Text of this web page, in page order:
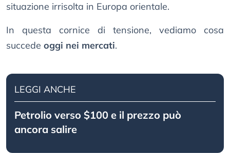
situazione irrisolta in Europa orientale.
In questa cornice di tensione, vediamo cosa
succede oggi nei mercati.
LEGGI ANCHE
Petrolio verso $100 e il prezzo può
ancora salire